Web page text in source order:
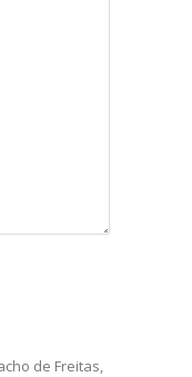
de Freitas,